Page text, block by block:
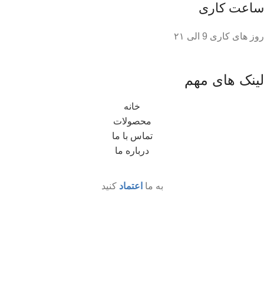
ساعت کاری
روز های کاری 9 الی ۲۱
لینک های مهم
خانه
محصولات
تماس با ما
درباره ما
به ما اعتماد کنید